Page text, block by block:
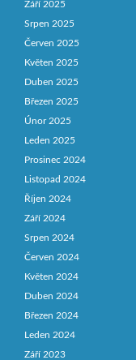
Září 2025
Srpen 2025
Červen 2025
Květen 2025
Duben 2025
Březen 2025
Únor 2025
Leden 2025
Prosinec 2024
Listopad 2024
Říjen 2024
Září 2024
Srpen 2024
Červen 2024
Květen 2024
Duben 2024
Březen 2024
Leden 2024
Září 2023